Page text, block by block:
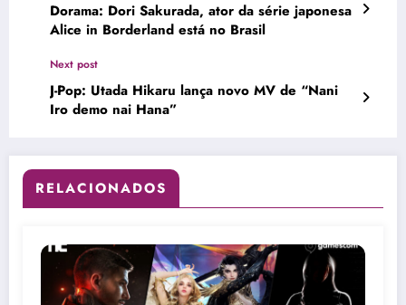
Dorama: Dori Sakurada, ator da série japonesa
Alice in Borderland está no Brasil
Next post
J-Pop: Utada Hikaru lança novo MV de “Nani
Iro demo nai Hana”
RELACIONADOS